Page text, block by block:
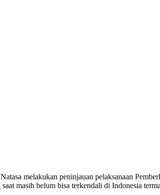
melakukan peninjauan pelaksanaan
masih belum bisa terkendali di Indonesia